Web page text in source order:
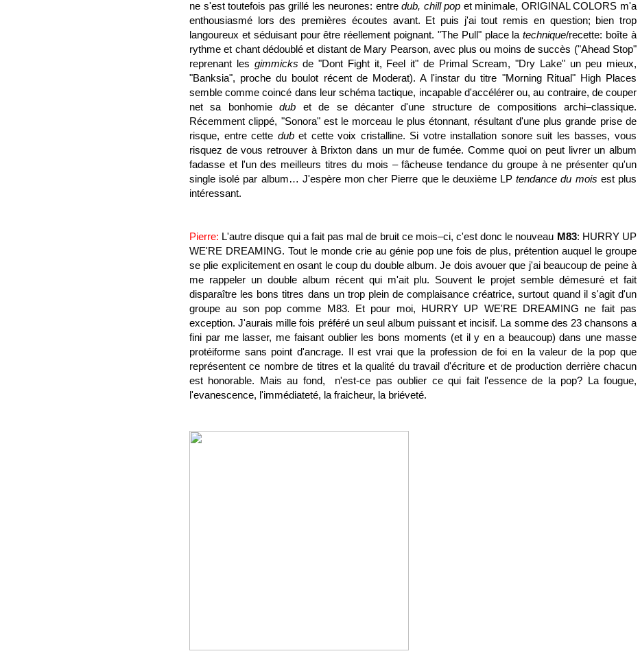
ne s'est toutefois pas grillé les neurones: entredub, chill pop et minimale, ORIGINAL COLORS m'a
enthousiasmé lors des premières écoutes avant. Et puis j'ai tout remis en question; bien trop
langoureux et séduisant pour être réellement poignant. "The Pull" place latechnique/recette: boîte à
rythme et chant dédoublé et distant de Mary Pearson, avec plus ou moins de succès ("Ahead Stop"
reprenant les gimmicksde "Dont Fight it, Feel it" de Primal Scream, "Dry Lake" un peu mieux,
"Banksia", proche du boulot récent de Moderat). A l'instar du titre "Morning Ritual" High Places
semble comme coincé dans leur schéma tactique, incapable d'accélérer ou, au contraire, de couper
net sa bonhomiedub et de se décanter d'une structure de compositions archi–classique.
Récemment clippé, "Sonora" est le morceau le plus étonnant, résultant d'une plus grande prise de
risque, entre cette dubet cette voix cristalline. Si votre installation sonore suit les basses, vous
risquez de vous retrouver à Brixton dans un mur de fumée. Comme quoi on peut livrer un album
fadasse et l'un des meilleurs titres du mois – fâcheuse tendance du groupe à ne présenter qu'un
single isolé par album… J'espère mon cher Pierre que le deuxième LPtendance du mois est plus
intéressant.
Pierre: L'autre disque qui a fait pas mal de bruit ce mois–ci, c'est donc le nouveau M83: HURRY UP
WE'RE DREAMING. Tout le monde crie au génie pop une fois de plus, prétention auquel le groupe
se plie explicitement en osant le coup du double album. Je dois avouer que j'ai beaucoup de peine à
me rappeler un double album récent qui m'ait plu. Souvent le projet semble démesuré et fait
disparaître les bons titres dans un trop plein de complaisance créatrice, surtout quand il s'agit d'un
groupe au son pop comme M83. Et pour moi, HURRY UP WE'RE DREAMING ne fait pas
exception. J'aurais mille fois préféré un seul album puissant et incisif. La somme des 23 chansons a
fini par me lasser, me faisant oublier les bons moments (et il y en a beaucoup) dans une masse
protéiforme sans point d'ancrage. Il est vrai que la profession de foi en la valeur de la pop que
représentent ce nombre de titres et la qualité du travail d'écriture et de production derrière chacun
est honorable. Mais au fond, n'est-ce pas oublier ce qui fait l'essence de la pop? La fougue,
l'evanescence, l'immédiateté, la fraicheur, la briéveté.